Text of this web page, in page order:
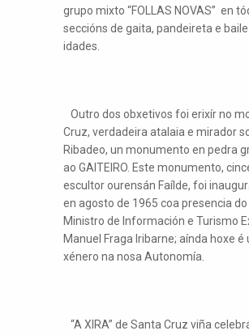
grupo mixto “FOLLAS NOVAS” en
seccións de gaita, pandeireta e
idades.
Outro dos obxetivos foi erixír no
Cruz, verdadeira atalaia e mirador
Ribadeo, un monumento en pedra
ao GAITEIRO. Este monumento,
escultor ourensán Faílde, foi
en agosto de 1965 coa presencia
Ministro de Información e Turismo
Manuel Fraga Iribarne; aínda hoxe é
xénero na nosa Autonomía.
“A XIRA” de Santa Cruz viña